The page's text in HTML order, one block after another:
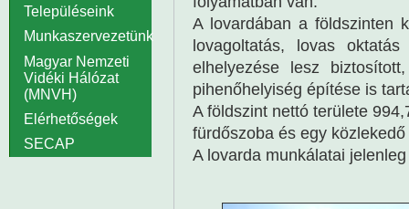
A lovardában a földszinten
lovagoltatás, lovas
elhelyezése lesz
pihenőhelyiség építése is
A földszint nettó területe
fürdőszoba és egy
A lovarda munkálatai
Településeink
Munkaszervezetünk
Magyar Nemzeti
Vidéki Hálózat
(MNVH)
Elérhetőségek
SECAP